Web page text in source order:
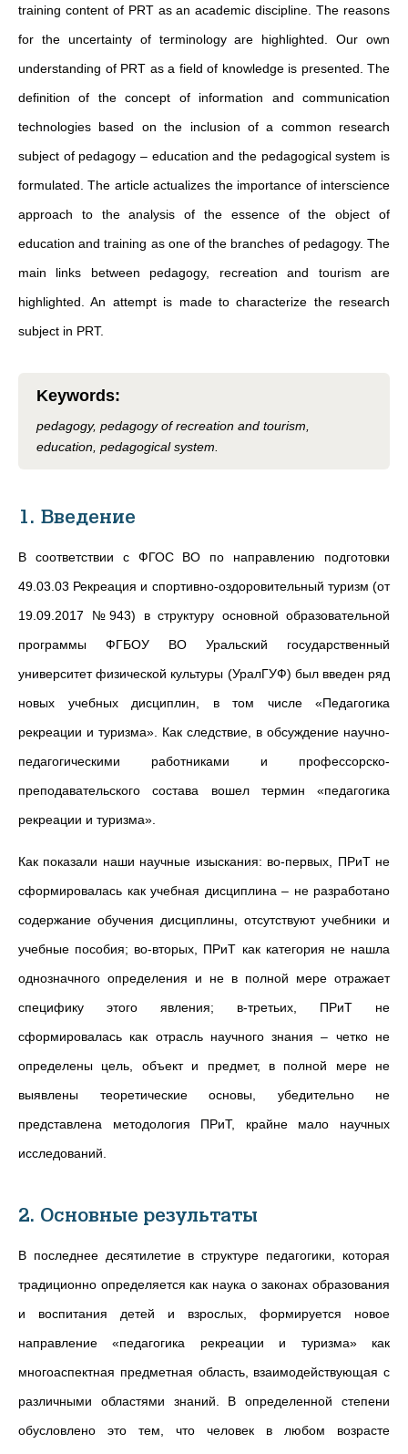
training content of PRT as an academic discipline. The reasons
for the uncertainty of terminology are highlighted. Our own
understanding of PRT as a field of knowledge is presented. The
definition of the concept of information and communication
technologies based on the inclusion of a common research
subject of pedagogy – education and the pedagogical system is
formulated. The article actualizes the importance of interscience
approach to the analysis of the essence of the object of
education and training as one of the branches of pedagogy. The
main links between pedagogy, recreation and tourism are
highlighted. An attempt is made to characterize the research
subject in PRT.
Keywords:
pedagogy, pedagogy of recreation and tourism,
education, pedagogical system.
1. Введение
В соответствии с ФГОС ВО по направлению подготовки
49.03.03 Рекреация и спортивно-оздоровительный туризм (от
19.09.2017 №943) в структуру основной образовательной
программы ФГБОУ ВО Уральский государственный
университет физической культуры (УралГУФ) был введен ряд
новых учебных дисциплин, в том числе «Педагогика
рекреации и туризма». Как следствие, в обсуждение научно-
педагогическими работниками и профессорско-
преподавательского состава вошел термин «педагогика
рекреации и туризма».
Как показали наши научные изыскания: во-первых, ПРиТ не
сформировалась как учебная дисциплина – не разработано
содержание обучения дисциплины, отсутствуют учебники и
учебные пособия; во-вторых, ПРиТ как категория не нашла
однозначного определения и не в полной мере отражает
специфику этого явления; в-третьих, ПРиТ не
сформировалась как отрасль научного знания – четко не
определены цель, объект и предмет, в полной мере не
выявлены теоретические основы, убедительно не
представлена методология ПРиТ, крайне мало научных
исследований.
2. Основные результаты
В последнее десятилетие в структуре педагогики, которая
традиционно определяется как наука о законах образования
и воспитания детей и взрослых, формируется новое
направление «педагогика рекреации и туризма» как
многоаспектная предметная область, взаимодействующая с
различными областями знаний. В определенной степени
обусловлено это тем, что человек в любом возрасте